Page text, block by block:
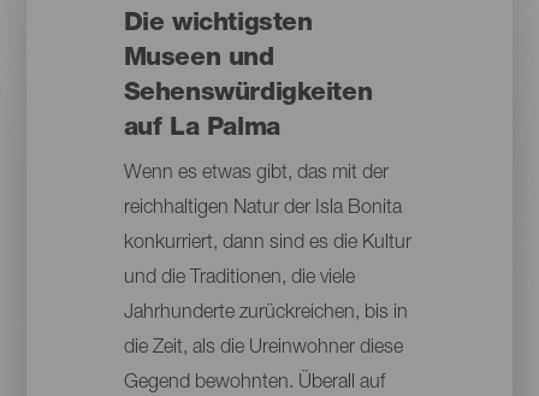
Die wichtigsten
Museen und
Sehenswürdigkeiten
auf La Palma
Wenn es etwas gibt, das mit der
reichhaltigen Natur der Isla Bonita
konkurriert, dann sind es die Kultur
und die Traditionen, die viele
Jahrhunderte zurückreichen, bis in
die Zeit, als die Ureinwohner diese
Gegend bewohnten. Überall auf